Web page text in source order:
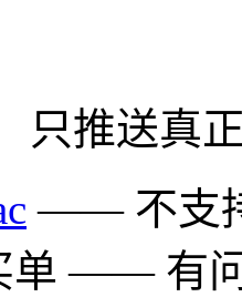
只推送真
—— 不支
单 —— 有